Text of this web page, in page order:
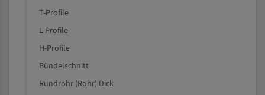
T-Profile
L-Profile
H-Profile
Bündelschnitt
Rundrohr (Rohr) Dick